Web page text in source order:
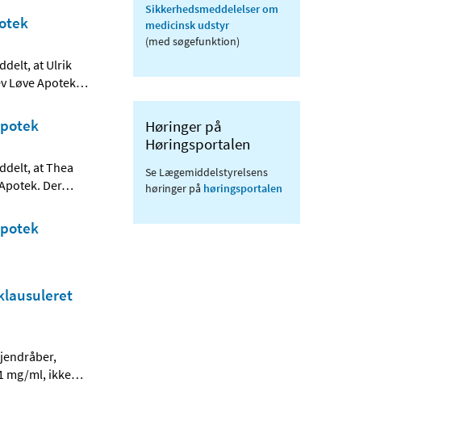
at Ulrik
Løve Apotek…
at Thea
Der…
mg/ml, ikke…
Sikkerhedsmeddelelser om
medicinsk udstyr
(med søgefunktion)
Høringer på
Høringsportalen
Se Lægemiddelstyrelsens
høringer på høringsportalen